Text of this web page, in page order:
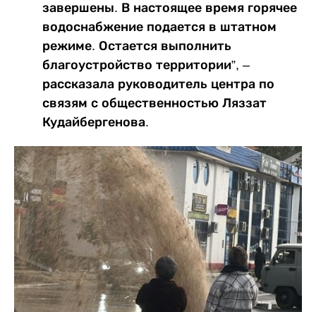
завершены. В настоящее время горячее
водоснабжение подается в штатном
режиме. Остается выполнить
благоустройство территории”, –
рассказала руководитель центра по
связям с общественностью Ляззат
Кудайбергенова.